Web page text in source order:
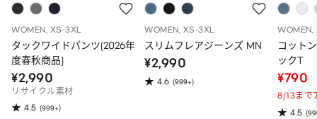
WOMEN, XS-3XL
タックワイドパンツ(2026年
度春秋商品)
¥2,990
リサイクル素材
4.5 (999+)
WOMEN, XS-3XL
スリムフレアジーンズ MN
¥2,990
4.6 (999+)
WOMEN,
コット
ックT
¥790
8/13まで
4.5